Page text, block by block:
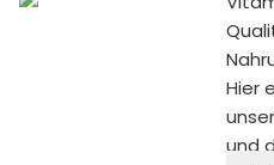
Hier
und